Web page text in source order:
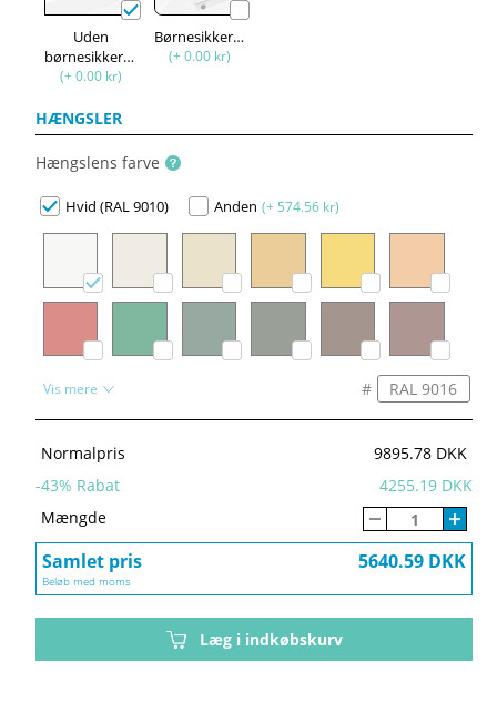
Uden
børnesikkerhed
(+ 0.00 kr)
Børnesikkerhed
(+ 0.00 kr)
HÆNGSLER
Hængslens farve
Hvid (RAL 9010) Anden (+ 574.56 kr)
Vis mere #
Normalpris
9895.78 DKK
-43% Rabat
4255.19 DKK
Mængde
Samlet pris 5640.59 DKK
Beløb med moms
Læg i indkøbskurv